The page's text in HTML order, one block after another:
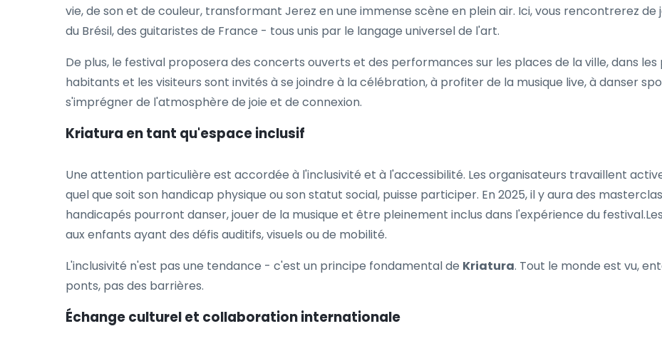
vie, de son et de couleur, transformant Jerez en une immense scène en plein air. Ici, vous rencontrerez de
du Brésil, des guitaristes de France - tous unis par le langage universel de l'art.
De plus, le festival proposera des concerts ouverts et des performances sur les places de la ville, dans
habitants et les visiteurs sont invités à se joindre à la célébration, à profiter de la musique live, à danser
s'imprégner de l'atmosphère de joie et de connexion.
Kriatura en tant qu'espace inclusif
Une attention particulière est accordée à l'inclusivité et à l'accessibilité. Les organisateurs travaillent
quel que soit son handicap physique ou son statut social, puisse participer. En 2025, il y aura des
handicapés pourront danser, jouer de la musique et être pleinement inclus dans l'expérience du
aux enfants ayant des défis auditifs, visuels ou de mobilité.
L'inclusivité n'est pas une tendance - c'est un principe fondamental de Kriatura. Tout le monde est vu,
ponts, pas des barrières.
Échange culturel et collaboration internationale